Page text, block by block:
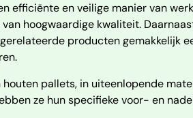
efficiënte en veilige manier van
hoogwaardige kwaliteit.
producten gemakkelijk
pallets, in uiteenlopende
ze hun specifieke voor- en